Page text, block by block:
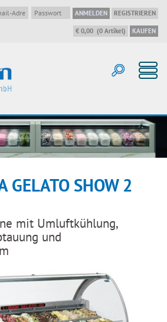
ANMELDEN REGISTRIEREN
€ 0,00 (0 Artikel) KAUFEN
GELATO SHOW 2
mit Umluftkühlung,
und